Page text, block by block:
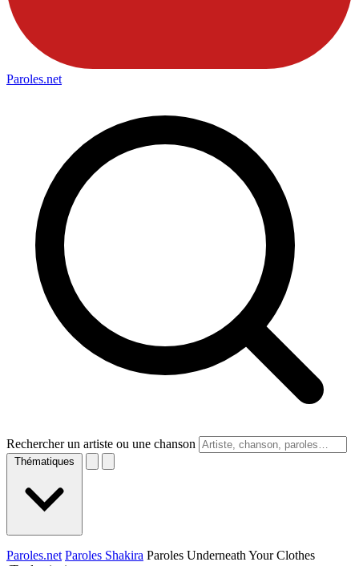
Paroles.net
Rechercher un artiste ou une chanson
Thématiques
Paroles.net Paroles Shakira Paroles Underneath Your Clothes